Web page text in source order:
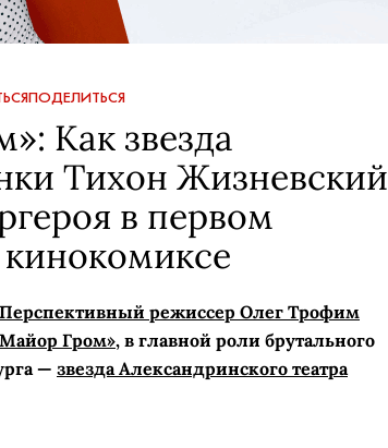
ПОДЕЛИТЬСЯ
Как звезда
Тихон Жизневский
в первом
Перспективный режиссер Олег Трофим
Гром», в главной роли брутального
— звезда Александринского театра